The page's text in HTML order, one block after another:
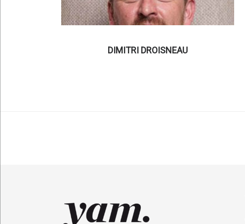
DIMITRI DROISNEAU